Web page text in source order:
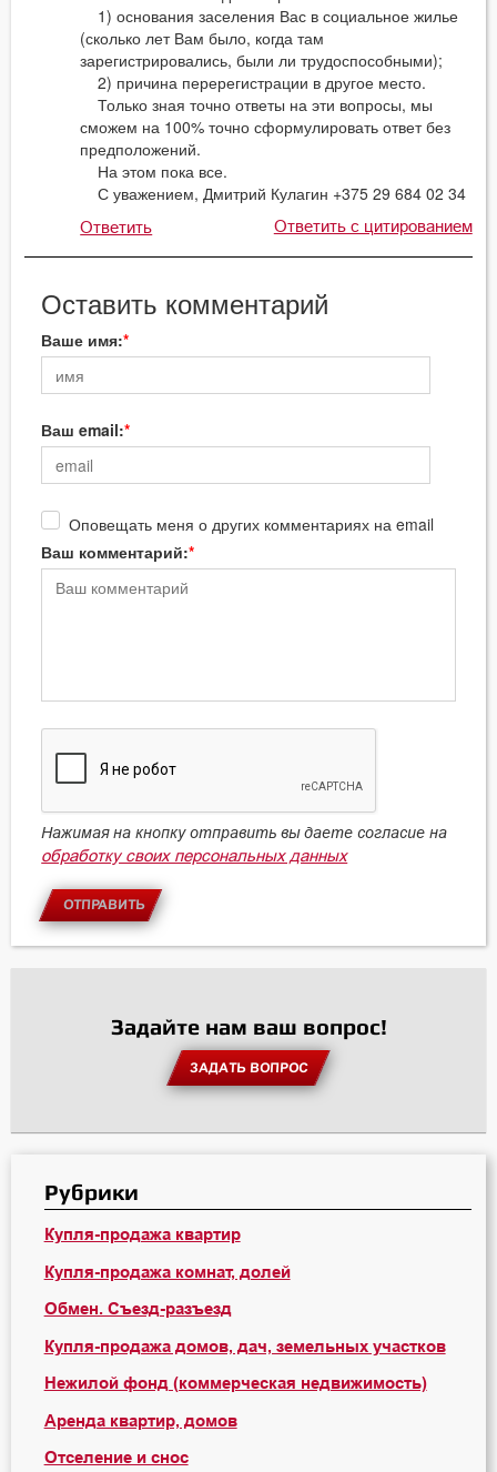
1) основания заселения Вас в социальное жилье
(сколько лет Вам было, когда там
зарегистрировались, были ли трудоспособными);
2) причина перерегистрации в другое место.
Только зная точно ответы на эти вопросы, мы
сможем на 100% точно сформулировать ответ без
предположений.
На этом пока все.
С уважением, Дмитрий Кулагин +375 29 684 02 34
Ответить Ответить с цитированием
Оставить комментарий
Ваше имя:
Ваш email:
Оповещать меня о других комментариях на email
Ваш комментарий:
Нажимая на кнопку отправить вы даете согласие на
обработку своих персональных данных
ОТПРАВИТЬ
Задайте нам ваш вопрос!
ЗАДАТЬ ВОПРОС
Рубрики
Купля-продажа квартир
Купля-продажа комнат, долей
Обмен. Съезд-разъезд
Купля-продажа домов, дач, земельных участков
Нежилой фонд (коммерческая недвижимость)
Аренда квартир, домов
Отселение и снос